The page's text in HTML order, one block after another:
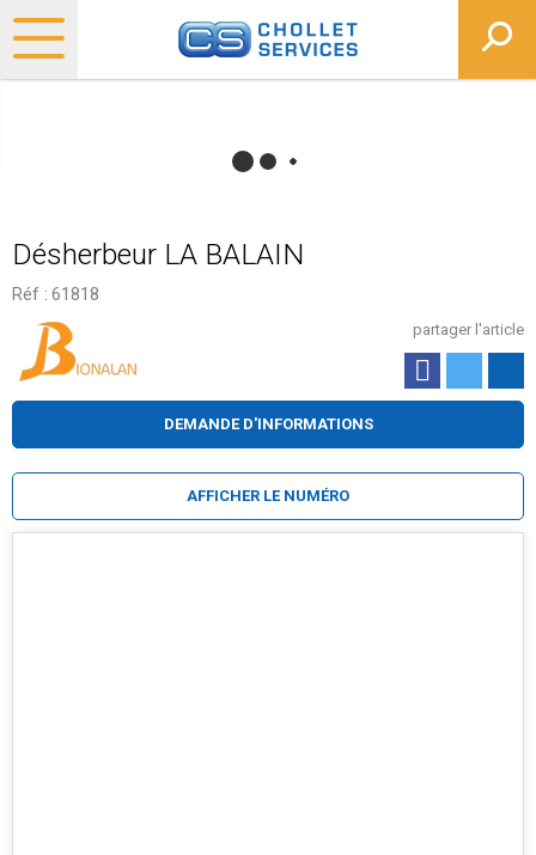
Désherbeur LA BALAIN
Réf : 61818
partager l'article
DEMANDE D'INFORMATIONS
AFFICHER LE NUMÉRO